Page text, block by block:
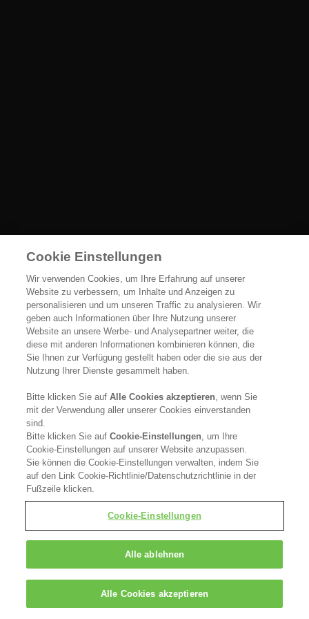
Cookie Einstellungen
Wir verwenden Cookies, um Ihre Erfahrung auf unserer
Website zu verbessern, um Inhalte und Anzeigen zu
personalisieren und um unseren Traffic zu analysieren. Wir
geben auch Informationen über Ihre Nutzung unserer
Website an unsere Werbe- und Analysepartner weiter, die
diese mit anderen Informationen kombinieren können, die
Sie Ihnen zur Verfügung gestellt haben oder die sie aus der
Nutzung Ihrer Dienste gesammelt haben.
Bitte klicken Sie aufAlle Cookies akzeptieren, wenn Sie
mit der Verwendung aller unserer Cookies einverstanden
sind.
Bitte klicken Sie aufCookie-Einstellungen, um Ihre
Cookie-Einstellungen auf unserer Website anzupassen.
Sie können die Cookie-Einstellungen verwalten, indem Sie
auf den Link Cookie-Richtlinie/Datenschutzrichtlinie in der
Fußzeile klicken.
Cookie-Einstellungen
Alle ablehnen
Alle Cookies akzeptieren